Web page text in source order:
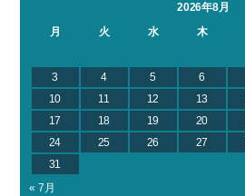
2026年8月
月
火 水 木
3
4 5 6
10
11 12 13
17
18 19 20
24
25 26 27
31
« 7月